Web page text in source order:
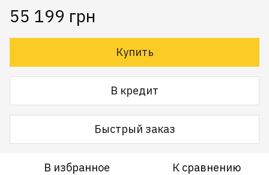
55 199 грн
Купить
В кредит
Быстрый заказ
В избранное К сравнению